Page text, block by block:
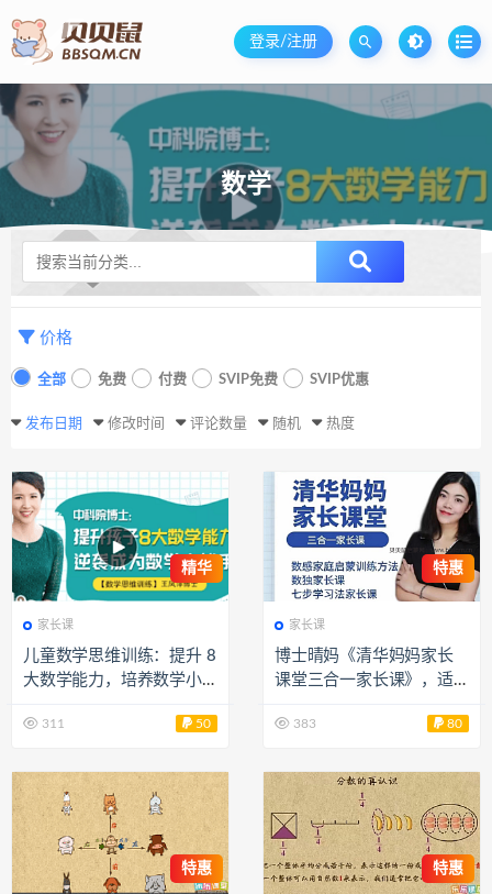
登录/注册
数学
升级SVIP无限免费下载
价格
全部 免费 付费 SVIP免费 SVIP优惠
发布日期 修改时间 评论数量 随机 热度
精华
家长课
儿童数学思维训练：提升 8
大数学能力，培养数学小
311 50
特惠
家长课
博士晴妈《清华妈妈家长
课堂三合一家长课》，适
视频，百度网盘下载
383 80
特惠 特惠